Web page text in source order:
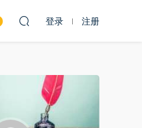
登录 注册